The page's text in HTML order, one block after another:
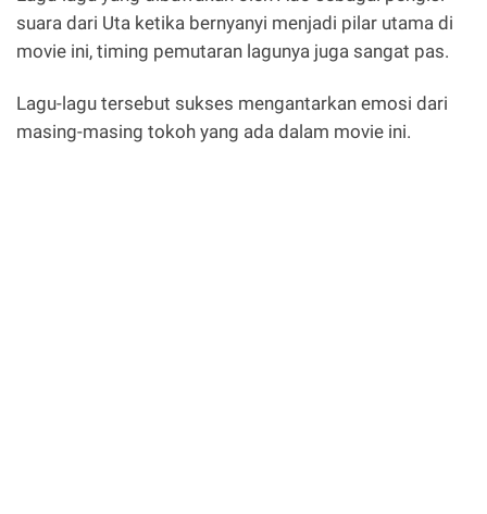
suara dari Uta ketika bernyanyi menjadi pilar utama di
movie ini, timing pemutaran lagunya juga sangat pas.
Lagu-lagu tersebut sukses mengantarkan emosi dari
masing-masing tokoh yang ada dalam movie ini.